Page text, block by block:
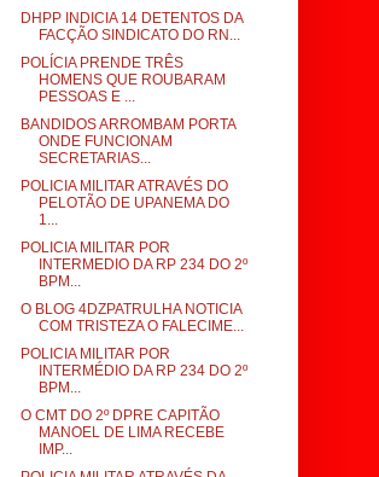
DHPP INDICIA 14 DETENTOS DA
FACÇÃO SINDICATO DO RN...
POLÍCIA PRENDE TRÊS
HOMENS QUE ROUBARAM
PESSOAS E ...
BANDIDOS ARROMBAM PORTA
ONDE FUNCIONAM
SECRETARIAS...
POLICIA MILITAR ATRAVÉS DO
PELOTÃO DE UPANEMA DO
1...
POLICIA MILITAR POR
INTERMEDIO DA RP 234 DO 2º
BPM...
O BLOG 4DZPATRULHA NOTICIA
COM TRISTEZA O FALECIME...
POLICIA MILITAR POR
INTERMÉDIO DA RP 234 DO 2º
BPM...
O CMT DO 2º DPRE CAPITÃO
MANOEL DE LIMA RECEBE
IMP...